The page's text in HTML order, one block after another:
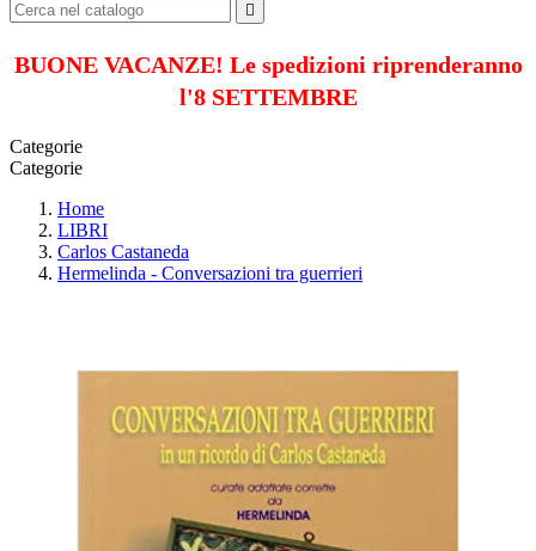

BUONE VACANZE! Le spedizioni riprenderanno
l'8 SETTEMBRE
Categorie
Categorie
Home
LIBRI
Carlos Castaneda
Hermelinda - Conversazioni tra guerrieri